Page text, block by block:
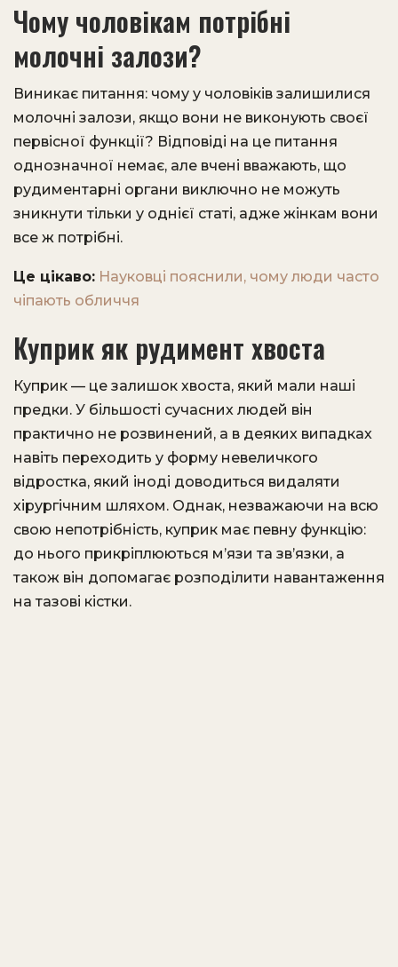
Чому чоловікам потрібні
молочні залози?
Виникає питання: чому у чоловіків залишилися
молочні залози, якщо вони не виконують своєї
первісної функції? Відповіді на це питання
однозначної немає, але вчені вважають, що
рудиментарні органи виключно не можуть
зникнути тільки у однієї статі, адже жінкам вони
все ж потрібні.
Це цікаво: Науковці пояснили, чому люди часто
чіпають обличчя
Куприк як рудимент хвоста
Куприк — це залишок хвоста, який мали наші
предки. У більшості сучасних людей він
практично не розвинений, а в деяких випадках
навіть переходить у форму невеличкого
відростка, який іноді доводиться видаляти
хірургічним шляхом. Однак, незважаючи на всю
свою непотрібність, куприк має певну функцію:
до нього прикріплюються м’язи та зв’язки, а
також він допомагає розподілити навантаження
на тазові кістки.